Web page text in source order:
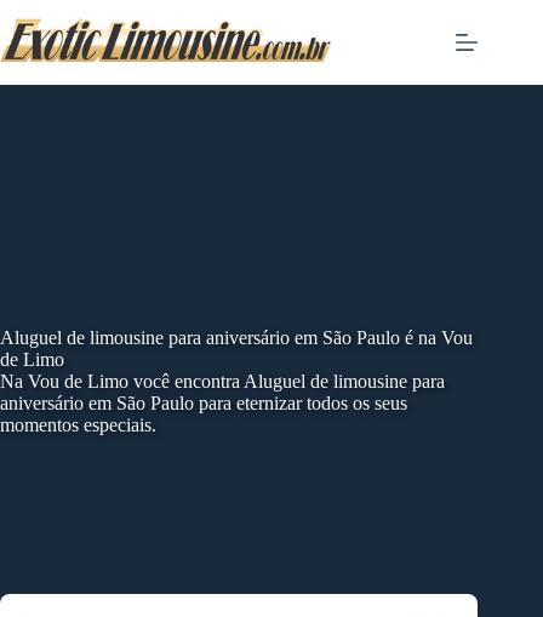
to
content
Aluguel de limousine para aniversário em São Paulo é na Vou
de Limo
Na Vou de Limo você encontra Aluguel de limousine para
aniversário em São Paulo para eternizar todos os seus
momentos especiais.